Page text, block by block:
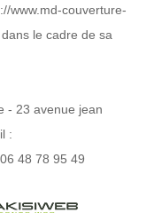
www.md-couverture-
le cadre de sa
- 23 avenue jean
:
48 78 95 49